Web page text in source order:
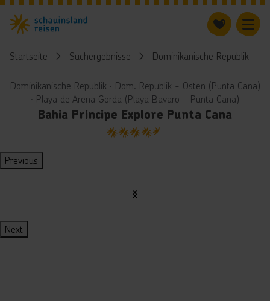
Startseite Suchergebnisse Dominikanische Republik
Dominikanische Republik ∙ Dom. Republik - Osten (Punta Cana)
∙ Playa de Arena Gorda (Playa Bavaro - Punta Cana)
Bahia Principe Explore Punta Cana
4.5
Previous
Next